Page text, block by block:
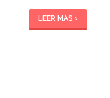
LEER MÁS ›